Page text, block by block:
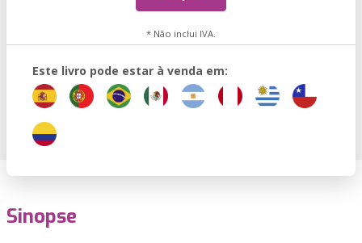
* Não inclui IVA.
Este livro pode estar à venda em:
Sinopse